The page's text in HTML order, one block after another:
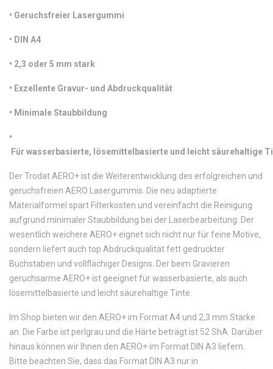
• Geruchsfreier Lasergummi
• DIN A4
• 2,3 oder 5 mm stark
• Exzellente Gravur- und Abdruckqualität
• Minimale Staubbildung
•
Für wasserbasierte, lösemittelbasierte und leicht säurehaltige
Der Trodat AERO+ ist die Weiterentwicklung des erfolgreichen und
geruchsfreien AERO Lasergummis. Die neu adaptierte
Materialformel spart Filterkosten und vereinfacht die Reinigung
aufgrund minimaler Staubbildung bei der Laserbearbeitung. Der
wesentlich weichere AERO+ eignet sich nicht nur für feine Motive,
sondern liefert auch top Abdruckqualität fett gedruckter
Buchstaben und vollflächiger Designs. Der beim Gravieren
geruchsarme AERO+ ist geeignet für wasserbasierte, als auch
lösemittelbasierte und leicht säurehaltige Tinte.
Im Shop bieten wir den AERO+ im Format A4 und 2,3 mm Stärke
an. Die Farbe ist perlgrau und die Härte beträgt ist 52 ShA. Darüber
hinaus können wir Ihnen den AERO+ im Format DIN A3 liefern.
Bitte beachten Sie, dass das Format DIN A3 nur in